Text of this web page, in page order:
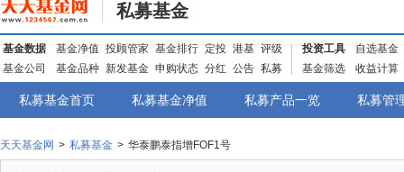
私募基金
基金数据 基金净值 投顾管家 基金排行 定投 港基 评级
基金公司
基金品种 新发基金 申购状态 分红 公告 私募
投资工具
自选基金
基金筛选
收益计算
私募基金首页 私募基金净值 私募产品一览 私募管
天天基金网 > 私募基金 > 华泰鹏泰指增FOF1号